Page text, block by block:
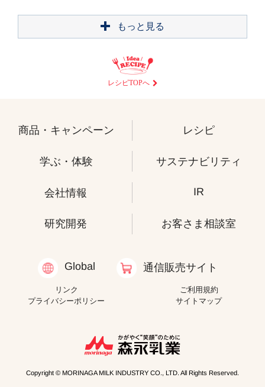
もっと見る
レシピTOPへ
商品・キャンペーン レシピ
学ぶ・体験 サステナビリティ
会社情報 IR
研究開発 お客さま相談室
Global 通信販売サイト
リンク
ご利用規約
プライバシーポリシー
サイトマップ
Copyright © MORINAGA MILK INDUSTRY CO., LTD. All Rights Reserved.